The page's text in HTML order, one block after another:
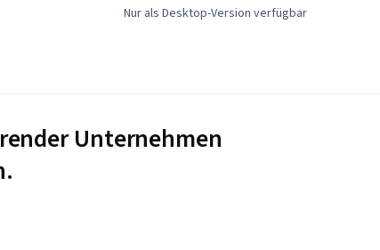
Nur als Desktop-Version verfügbar
Unternehmen